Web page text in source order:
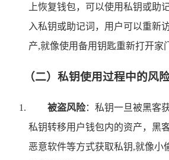
上恢复钱包，可以使用私钥或助
入私钥或助记词，用户可以重新
产,就像使用备用钥匙重新打开家
（二）私钥使用过程中的风
被盗风险：私钥一旦被黑客
私钥转移用户钱包内的资产，黑
恶意软件等方式获取私钥,就像小